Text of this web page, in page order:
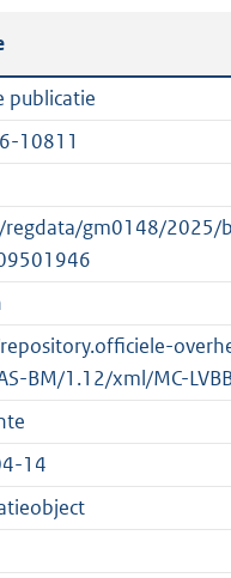
t
a
n
d
g
r
o
t
t
e
:
1
K
b
publicatie
10811
gm0148/2025/
BM/1.12/xml/MC-
14